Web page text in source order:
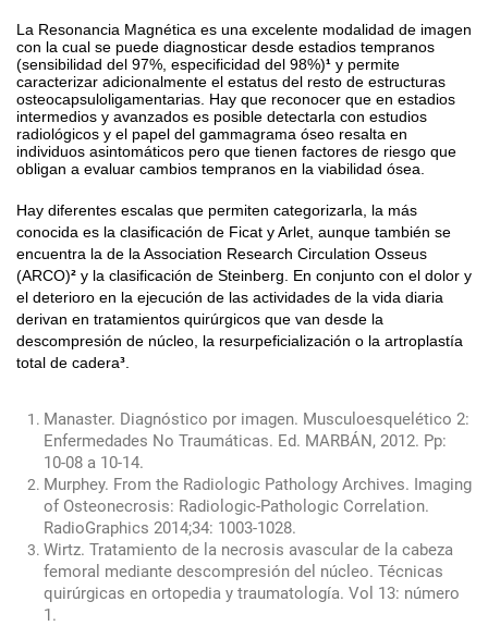
La Resonancia Magnética es una excelente modalidad de imagen
con la cual se puede diagnosticar desde estadios tempranos
(sensibilidad del 97%, especificidad del 98%)¹ y permite
caracterizar adicionalmente el estatus del resto de estructuras
osteocapsuloligamentarias. Hay que reconocer que en estadios
intermedios y avanzados es posible detectarla con estudios
radiológicos y el papel del gammagrama óseo resalta en
individuos asintomáticos pero que tienen factores de riesgo que
obligan a evaluar cambios tempranos en la viabilidad ósea.
Hay diferentes escalas que permiten categorizarla, la más
conocida es la clasificación de Ficat y Arlet, aunque también se
encuentra la de la Association Research Circulation Osseus
(ARCO)² y la clasificación de Steinberg. En conjunto con el dolor y
el deterioro en la ejecución de las actividades de la vida diaria
derivan en tratamientos quirúrgicos que van desde la
descompresión de núcleo, la resurpeficialización o la artroplastía
total de cadera³
Manaster. Diagnóstico por imagen. Musculoesquelético 2:
Enfermedades No Traumáticas. Ed. MARBÁN, 2012. Pp:
10-08 a 10-14.
Murphey. From the Radiologic Pathology Archives. Imaging
of Osteonecrosis: Radiologic-Pathologic Correlation.
RadioGraphics 2014;34: 1003-1028.
Wirtz. Tratamiento de la necrosis avascular de la cabeza
femoral mediante descompresión del núcleo. Técnicas
quirúrgicas en ortopedia y traumatología. Vol 13: número
1.